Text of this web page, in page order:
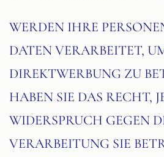
WERDEN IHRE
DATEN VERARBEITET,
DIREKTWERBUNG ZU
HABEN SIE DAS RECHT,
WIDERSPRUCH GEGEN
VERARBEITUNG SIE